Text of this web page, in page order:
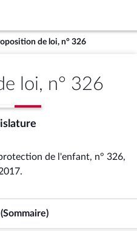
de loi, n° 326
loi, n° 326
de l'enfant, n° 326,
.